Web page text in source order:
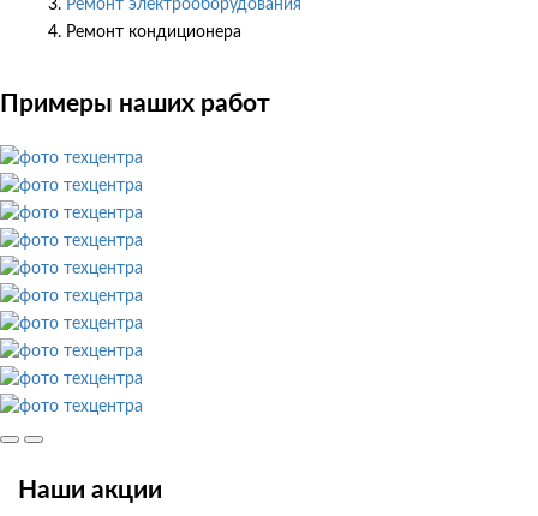
Ремонт электрооборудования
Ремонт кондиционера
Примеры наших работ
Наши акции